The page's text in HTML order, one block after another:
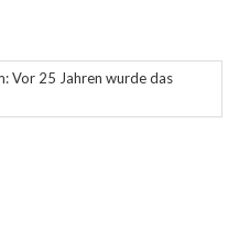
Vor 25 Jahren wurde das